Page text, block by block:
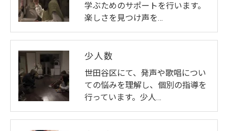
学ぶためのサポートを行います。
楽しさを見つけ声を…
少人数
世田谷区にて、発声や歌唱につい
ての悩みを理解し、個別の指導を
行っています。少人…